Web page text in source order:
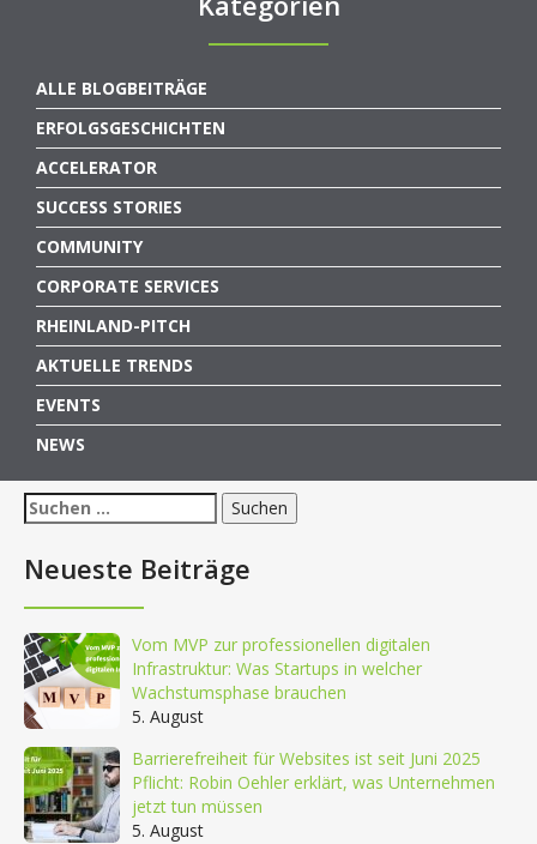
ALLE BLOGBEITRÄGE
ERFOLGSGESCHICHTEN
ACCELERATOR
SUCCESS STORIES
COMMUNITY
CORPORATE SERVICES
RHEINLAND-PITCH
AKTUELLE TRENDS
EVENTS
NEWS
Suchen
nach:
Neueste Beiträge
Vom MVP zur professionellen digitalen
Infrastruktur: Was Startups in welcher
Wachstumsphase brauchen
5. August
Barrierefreiheit für Websites ist seit Juni 2025
Pflicht: Robin Oehler erklärt, was Unternehmen
jetzt tun müssen
5. August